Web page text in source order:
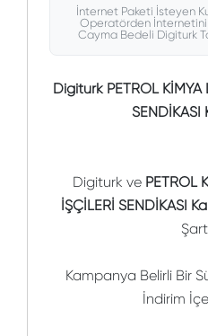
İnternet Paketi İsteyen
Operatörden İnternetini
Cayma Bedeli Digiturk
Digiturk PETROL KİMYA
SENDİKASI
Digiturk ve PETROL
İŞÇİLERİ SENDİKASI
Kampanya Belirli Bir
İndirim